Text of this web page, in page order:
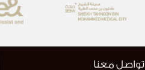
تواصل معنا